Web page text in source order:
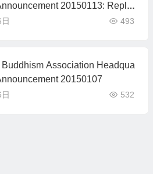
20150113: Reply t
493
Association Headqua
20150107
532